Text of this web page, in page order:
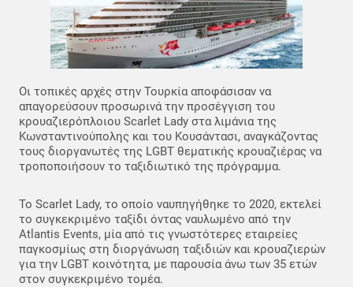
Οι τοπικές αρχές στην Τουρκία αποφάσισαν να
απαγορεύσουν προσωρινά την προσέγγιση του
κρουαζιερόπλοιου Scarlet Lady στα λιμάνια της
Κωνσταντινούπολης και του Κουσάντασι, αναγκάζοντας
τους διοργανωτές της LGBT θεματικής κρουαζιέρας να
τροποποιήσουν το ταξιδιωτικό της πρόγραμμα.
Το Scarlet Lady, το οποίο ναυπηγήθηκε το 2020, εκτελεί
το συγκεκριμένο ταξίδι όντας ναυλωμένο από την
Atlantis Events, μία από τις γνωστότερες εταιρείες
παγκοσμίως στη διοργάνωση ταξιδιών και κρουαζιερών
για την LGBT κοινότητα, με παρουσία άνω των 35 ετών
στον συγκεκριμένο τομέα.